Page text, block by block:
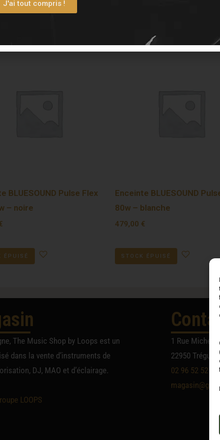
BLUESOUND Pulse Flex
– noire
ÉPUISÉ
Enceinte BLUESOUND
80w – blanche
479,00 €
STOCK ÉPUISÉ
The Music Shop by Loops est un
dans la vente d’instruments de
DJ, MAO et d’éclairage.
LOOPS
1 Rue Michel
22950
02 96 52 52 52
J'ai tout compris !